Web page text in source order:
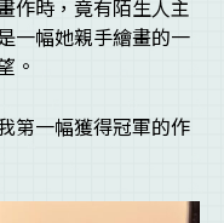
作時，竟有陌生人主
一幅她親手繪畫的一
。
第一幅獲得冠軍的作